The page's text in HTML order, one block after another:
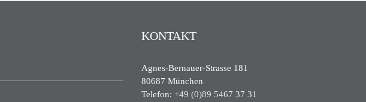
KONTAKT
Agnes-Bernauer-Strasse 181
80687 München
Telefon: +49 (0)89 5467 37 31